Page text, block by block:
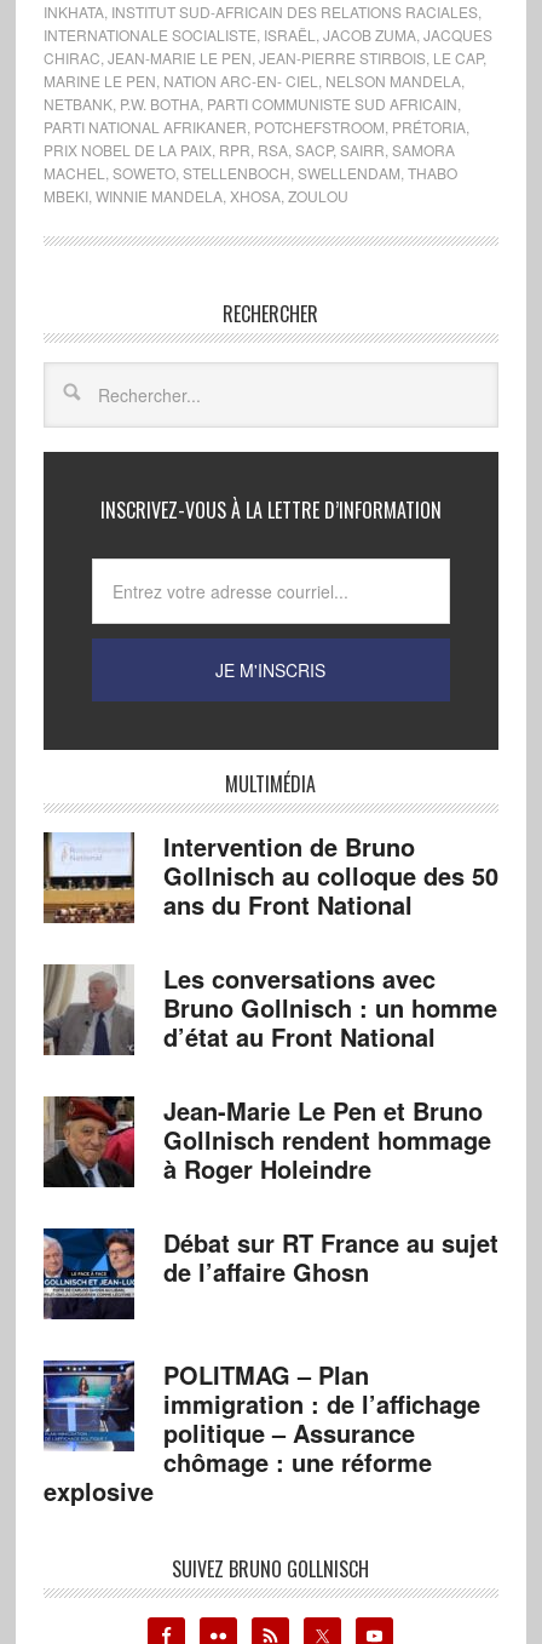
INKHATA, INSTITUT SUD-AFRICAIN DES RELATIONS RACIALES,
INTERNATIONALE SOCIALISTE ISRAËL JACOB ZUMA, JACQUES
CHIRAC JEAN-MARIE LE PEN JEAN-PIERRE STIRBOIS, LE CAP,
MARINE LE PEN NATION ARC-EN- CIEL NELSON MANDELA,
NETBANK, P.W. BOTHA, PARTI COMMUNISTE SUD AFRICAIN
PARTI NATIONAL AFRIKANER POTCHEFSTROOM PRÉTORIA,
PRIX NOBEL DE LA PAIX, RPR RSA, SACP, SAIRR SAMORA
MACHEL
SOWETO, STELLENBOCH SWELLENDAM THABO
MBEKI, WINNIE MANDELA, XHOSA, ZOULOU
RECHERCHER
INSCRIVEZ-VOUS À LA LETTRE D’INFORMATION
MULTIMÉDIA
Intervention de Bruno
Gollnisch au colloque des 50
ans du Front National
Les conversations avec
Bruno Gollnisch : un homme
d’état au Front National
Jean-Marie Le Pen et Bruno
Gollnisch rendent hommage
à Roger Holeindre
Débat sur RT France au sujet
de l’affaire Ghosn
POLITMAG – Plan
immigration : de l’affichage
politique – Assurance
chômage : une réforme
explosive
SUIVEZ BRUNO GOLLNISCH